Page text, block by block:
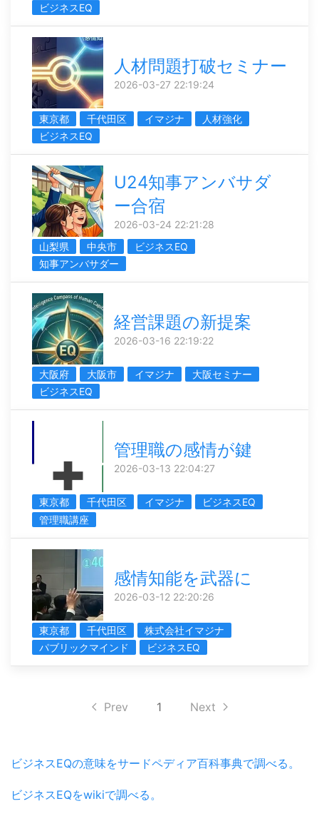
ビジネスEQ
人材問題打破セミナー
2026-03-27 22:19:24
東京都 千代田区 イマジナ
人材強化
ビジネスEQ
U24知事アンバサダ
ー合宿
2026-03-24 22:21:28
山梨県
中央市
ビジネスEQ
知事アンバサダー
経営課題の新提案
2026-03-16 22:19:22
大阪府 大阪市 イマジナ
大阪セミナー
ビジネスEQ
管理職の感情が鍵
2026-03-13 22:04:27
東京都 千代田区 イマジナ
ビジネスEQ
管理職講座
感情知能を武器に
2026-03-12 22:20:26
東京都 千代田区
株式会社イマジナ
パブリックマインド
ビジネスEQ
Prev 1 Next
ビジネスEQの意味をサードペディア百科事典で調べる。
ビジネスEQをwikiで調べる。